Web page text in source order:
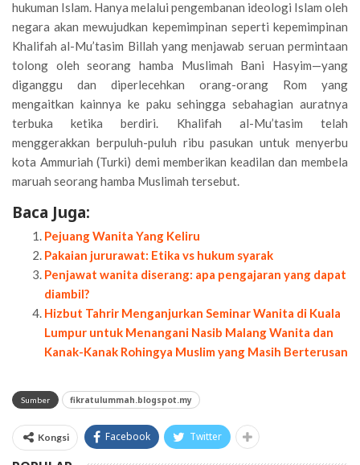
hukuman Islam. Hanya melalui pengembanan ideologi Islam oleh
negara akan mewujudkan kepemimpinan seperti kepemimpinan
Khalifah al-Mu’tasim Billah yang menjawab seruan permintaan
tolong oleh seorang hamba Muslimah Bani Hasyim—yang
diganggu dan diperlecehkan orang-orang Rom yang
mengaitkan kainnya ke paku sehingga sebahagian auratnya
terbuka ketika berdiri. Khalifah al-Mu’tasim telah
menggerakkan berpuluh-puluh ribu pasukan untuk menyerbu
kota Ammuriah (Turki) demi memberikan keadilan dan membela
maruah seorang hamba Muslimah tersebut.
Baca Juga:
Pejuang Wanita Yang Keliru
Pakaian jururawat: Etika vs hukum syarak
Penjawat wanita diserang: apa pengajaran yang dapat
diambil?
Hizbut Tahrir Menganjurkan Seminar Wanita di Kuala
Lumpur untuk Menangani Nasib Malang Wanita dan
Kanak-Kanak Rohingya Muslim yang Masih Berterusan
Sumber fikratulummah.blogspot.my
Kongsi Facebook Twitter